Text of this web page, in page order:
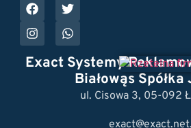
Exact Systemy
Białowąs Spółka
ul. Cisowa 3, 05-092